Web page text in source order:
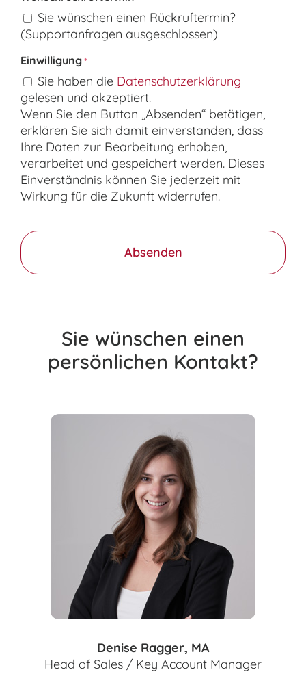
Sie wünschen einen Rückruftermin?
(Supportanfragen ausgeschlossen)
Einwilligung *
Sie haben die Datenschutzerklärung
gelesen und akzeptiert.
Wenn Sie den Button „Absenden“ betätigen,
erklären Sie sich damit einverstanden, dass
Ihre Daten zur Bearbeitung erhoben,
verarbeitet und gespeichert werden. Dieses
Einverständnis können Sie jederzeit mit
Wirkung für die Zukunft widerrufen.
Sie wünschen einen
persönlichen Kontakt?
Denise Ragger, MA
Head of Sales / Key Account Manager